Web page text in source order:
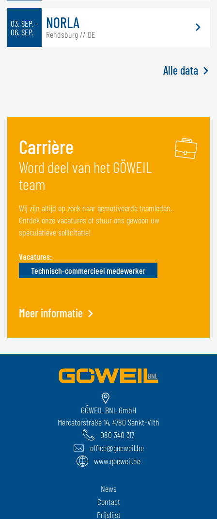
03. SEP. -
06. SEP.
NORLA
Rendsburg // DE
Alle data
Carrière
Word deel van het GÖWEIL
team
Wij zijn altijd op zoek naar gemotiveerde teamleden.
Ontdek onze vacatures of stuur ons gewoon uw
speculatieve sollicitatie!
Vacatures:
Technisch-commercieel medewerker
Meer informatie
GÖWEIL BNL GmbH
Mercatorstraße 14, 4780 Sankt-Vith
080 340 317
office@goeweil.be
www.goeweil.be
News
Contact
Prijslijst